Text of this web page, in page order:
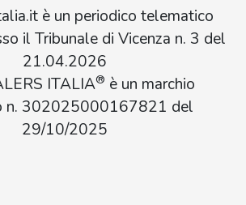
è un periodico telematico
il Tribunale di Vicenza n. 3 del
21.04.2026
ITALIA® è un marchio
n. 302025000167821 del
29/10/2025